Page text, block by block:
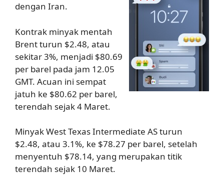
dengan Iran.
Kontrak minyak mentah
Brent turun $2.48, atau
sekitar 3%, menjadi $80.69
per barel pada jam 12.05
GMT. Acuan ini sempat
jatuh ke $80.62 per barel,
terendah sejak 4 Maret.
Minyak West Texas Intermediate AS turun
$2.48, atau 3.1%, ke $78.27 per barel, setelah
menyentuh $78.14, yang merupakan titik
terendah sejak 10 Maret.